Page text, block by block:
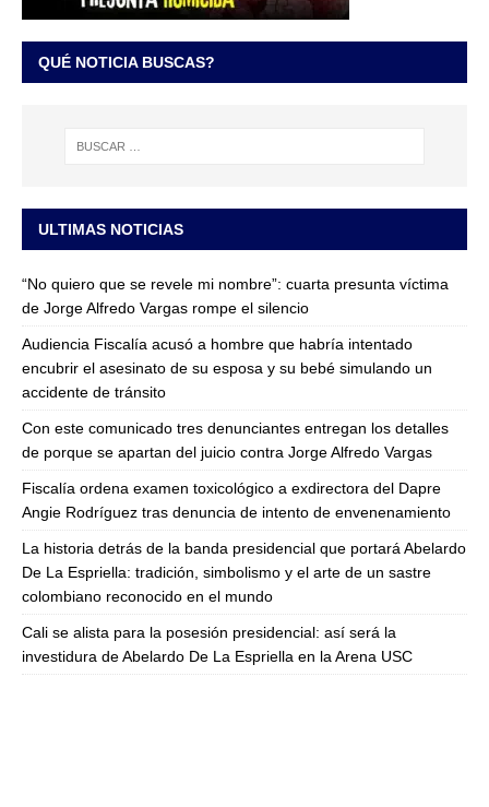
QUÉ NOTICIA BUSCAS?
ULTIMAS NOTICIAS
“No quiero que se revele mi nombre”: cuarta presunta víctima
de Jorge Alfredo Vargas rompe el silencio
Audiencia Fiscalía acusó a hombre que habría intentado
encubrir el asesinato de su esposa y su bebé simulando un
accidente de tránsito
Con este comunicado tres denunciantes entregan los detalles
de porque se apartan del juicio contra Jorge Alfredo Vargas
Fiscalía ordena examen toxicológico a exdirectora del Dapre
Angie Rodríguez tras denuncia de intento de envenenamiento
La historia detrás de la banda presidencial que portará Abelardo
De La Espriella: tradición, simbolismo y el arte de un sastre
colombiano reconocido en el mundo
Cali se alista para la posesión presidencial: así será la
investidura de Abelardo De La Espriella en la Arena USC